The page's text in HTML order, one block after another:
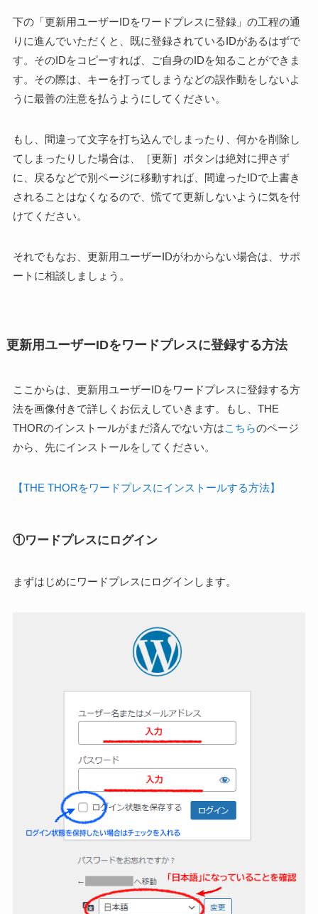
下の「更新用ユーザーIDをワードプレスに登録」の工程の通
りに進んでいただくと、既に登録されているIDがあるはずで
す。そのIDをコピーすれば、ご自身のIDを知ることができま
す。その際は、キーを打ってしまうなどの誤作動をしないよ
うに最善の注意を払うようにしてください。
もし、間違って文字を打ち込んでしまったり、何かを削除し
てしまったりした場合は、［更新］ボタンは絶対に押さず
に、戻るなどで別ページに移動すれば、間違ったIDで上書き
されることはなくなるので、慌てて更新しないように気を付
けてください。
それでもなお、更新用ユーザーIDがわからない場合は、サポ
ートに相談しましょう。
更新用ユーザーIDをワードプレスに登録する方法
ここからは、更新用ユーザーIDをワードプレスに登録する方
法を画像付きで詳しくお伝えしていきます。もし、THE
THORのインストールがまだ済んでない方はこちらのページ
から、先にインストールをしてください。
【THE THORをワードプレスにインストールする方法】
①ワードプレスにログイン
まずはじめにワードプレスにログインします。